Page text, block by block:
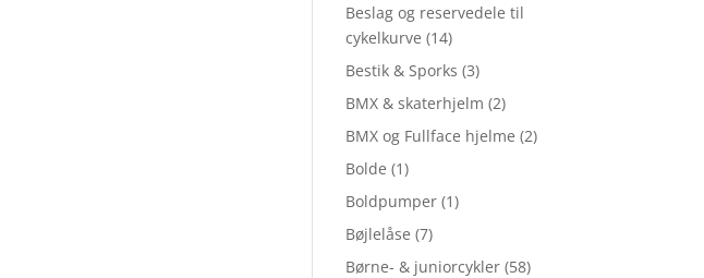
Beslag og reservedele til
cykelkurve (14)
Bestik & Sporks (3)
BMX & skaterhjelm (2)
BMX og Fullface hjelme (2)
Bolde (1)
Boldpumper (1)
Bøjlelåse (7)
Børne- & juniorcykler (58)